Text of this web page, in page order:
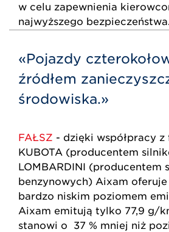
w celu zapewnienia
najwyższego bezpieczeństwa.
«Pojazdy
źródłem
środowiska.»
FAŁSZ - dzięki współpracy z
KUBOTA (producentem
LOMBARDINI (producentem
benzynowych) Aixam
bardzo niskim poziomem
Aixam emitują tylko 77,9 g/
stanowi o 37 % mniej niż